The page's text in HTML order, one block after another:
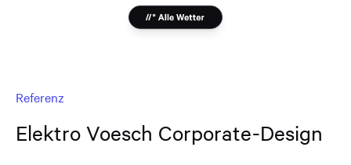
Referenz
Elektro Voesch Corporate-Design